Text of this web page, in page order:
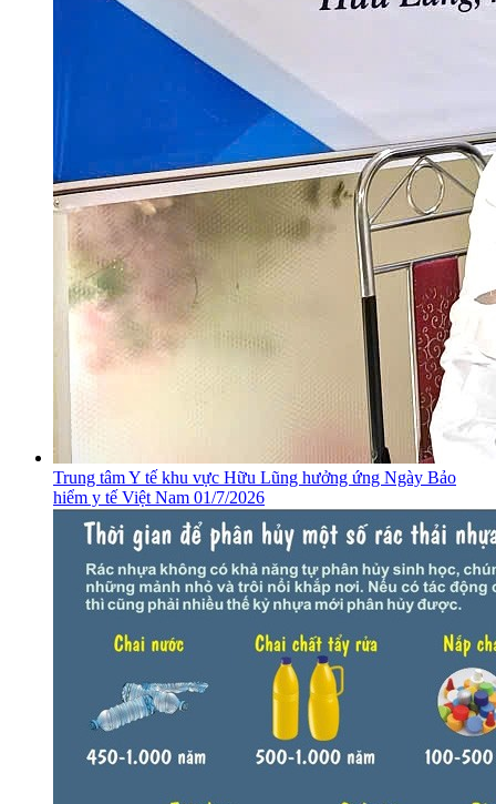
​Trung tâm Y tế khu vực Hữu Lũng hưởng ứng Ngày Bảo
hiểm y tế Việt Nam 01/7/2026